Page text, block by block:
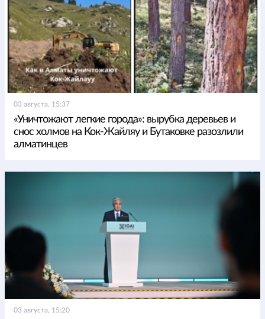
03 августа, 15:37
«Уничтожают легкие города»: вырубка деревьев и
снос холмов на Кок-Жайляу и Бутаковке разозлили
алматинцев
03 августа, 15:20